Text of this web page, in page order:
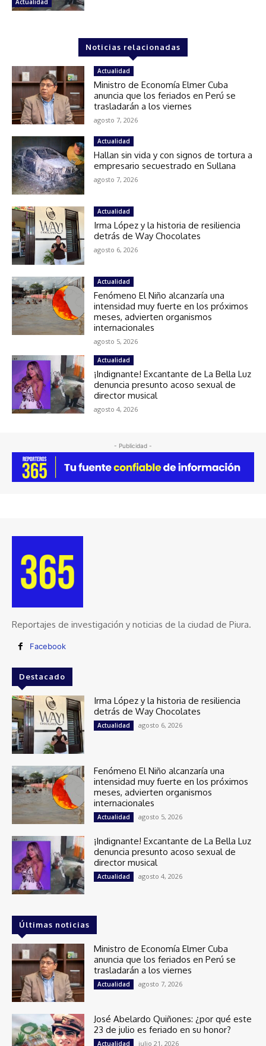
Actualidad
Noticias relacionadas
Actualidad
Ministro de Economía Elmer Cuba
anuncia que los feriados en Perú se
trasladarán a los viernes
agosto 7, 2026
Actualidad
Hallan sin vida y con signos de tortura a
empresario secuestrado en Sullana
agosto 7, 2026
Actualidad
Irma López y la historia de resiliencia
detrás de Way Chocolates
agosto 6, 2026
Actualidad
Fenómeno El Niño alcanzaría una
intensidad muy fuerte en los próximos
meses, advierten organismos
internacionales
agosto 5, 2026
Actualidad
¡Indignante! Excantante de La Bella Luz
denuncia presunto acoso sexual de
director musical
agosto 4, 2026
- Publicidad -
Reportajes de investigación y noticias de la ciudad de Piura.
Facebook
Destacado
Irma López y la historia de resiliencia
detrás de Way Chocolates
Actualidad agosto 6, 2026
Fenómeno El Niño alcanzaría una
intensidad muy fuerte en los próximos
meses, advierten organismos
internacionales
Actualidad agosto 5, 2026
¡Indignante! Excantante de La Bella Luz
denuncia presunto acoso sexual de
director musical
Actualidad agosto 4, 2026
Últimas noticias
Ministro de Economía Elmer Cuba
anuncia que los feriados en Perú se
trasladarán a los viernes
Actualidad agosto 7, 2026
José Abelardo Quiñones: ¿por qué este
23 de julio es feriado en su honor?
Actualidad julio 21, 2026